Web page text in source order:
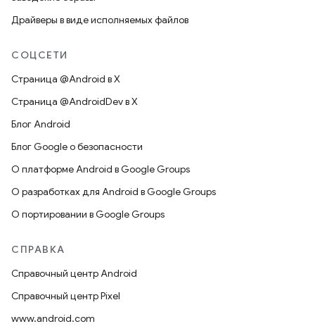
Драйверы в виде исполняемых файлов
СОЦСЕТИ
Страница @Android в X
Страница @AndroidDev в X
Блог Android
Блог Google о безопасности
О платформе Android в Google Groups
О разработках для Android в Google Groups
О портировании в Google Groups
СПРАВКА
Справочный центр Android
Справочный центр Pixel
www.android.com